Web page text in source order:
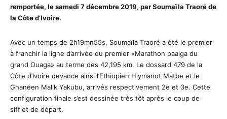
remportée, le samedi 7 décembre 2019, par Soumaïla Traoré de
la Côte d’Ivoire.
Avec un temps de 2h19mn55s, Soumaïla Traoré a été le premier
à franchir la ligne d’arrivée du premier «Marathon paalga du
grand Ouaga» au terme des 42,195 km. Le dossard 479 de la
Côte d’Ivoire devance ainsi l’Ethiopien Hiymanot Matbe et le
Ghanéen Malik Yakubu, arrivés respectivement 2e et 3e. Cette
configuration finale s’est dessinée très tôt après le coup de
sifflet de départ.